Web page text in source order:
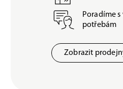
Poradíme
potřebám
Zobrazit